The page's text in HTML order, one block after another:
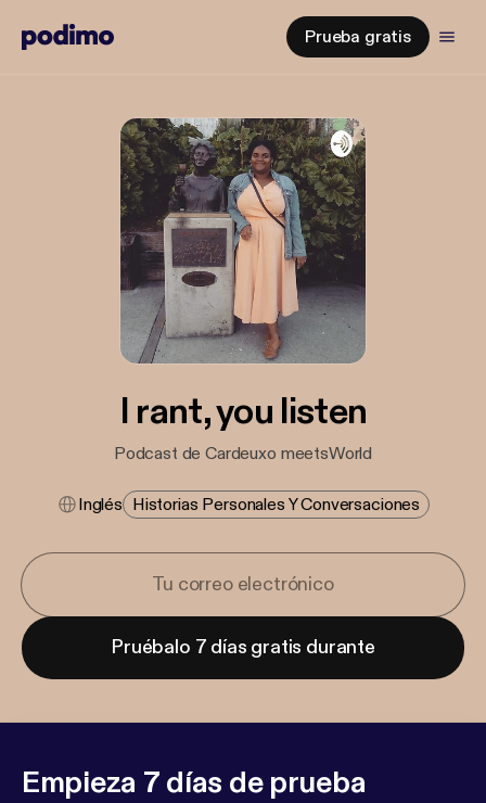
Prueba gratis
I rant, you listen
Podcast de Cardeuxo meetsWorld
Inglés Historias Personales Y Conversaciones
Pruébalo 7 días gratis durante
Empieza 7 días de prueba